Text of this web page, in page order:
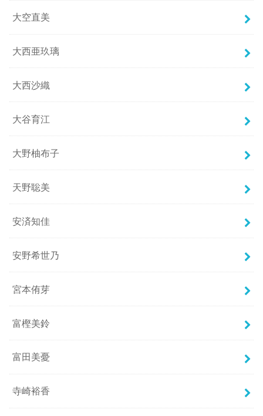
大空直美
大西亜玖璃
大西沙織
大谷育江
大野柚布子
天野聡美
安済知佳
安野希世乃
宮本侑芽
富樫美鈴
富田美憂
寺崎裕香